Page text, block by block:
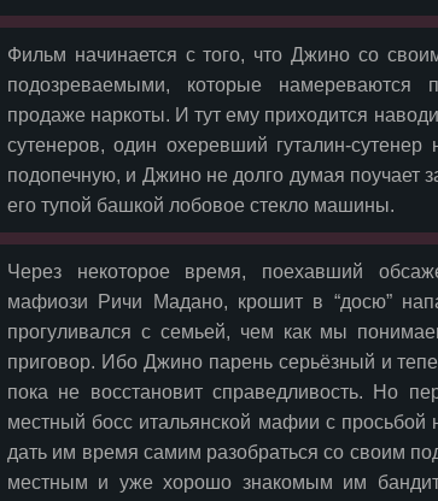
Фильм начинается с того, что Джино со
подозреваемыми, которые намереваются
продаже наркоты. И тут ему приходится
сутенеров, один охеревший гуталин-сутенер
подопечную, и Джино не долго думая поучает
его тупой башкой лобовое стекло машины.
Через некоторое время, поехавший
мафиози Ричи Мадано, крошит в “досю”
прогуливался с семьей, чем как мы
приговор. Ибо Джино парень серьёзный и
пока не восстановит справедливость. Но
местный босс итальянской мафии с просьбой
дать им время самим разобраться со своим
местным и уже хорошо знакомым им